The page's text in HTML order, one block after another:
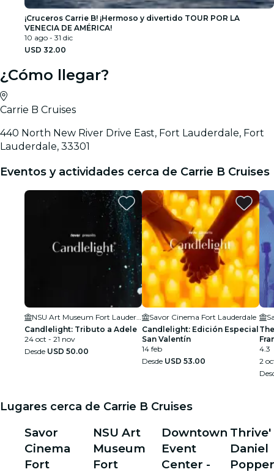
¡Cruceros Carrie B! ¡Hermoso y divertido TOUR POR LA
VENECIA DE AMÉRICA!
10 ago - 31 dic
USD 32.00
¿Cómo llegar?
Carrie B Cruises
440 North New River Drive East, Fort Lauderdale, Fort
Lauderdale, 33301
Eventos y actividades cerca de Carrie B Cruises
Candlelight: Tributo a Adele
24 oct - 21 nov
Desde USD 50.00
Savor Cinema Fort Lauderdale
Candlelight: Edición Especial
San Valentín
14 feb
Desde USD 53.00
4.3
2
Lugares cerca de Carrie B Cruises
Savor
Cinema
Fort
NSU Art
Museum
Fort
Downtown
Event
Center -
Thrive'
Daniel
Popper